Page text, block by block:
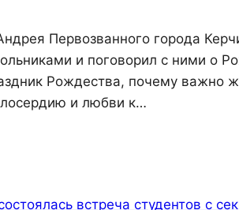
Первозванного города
и поговорил с ними о
Рождества, почему важно
и любви к…